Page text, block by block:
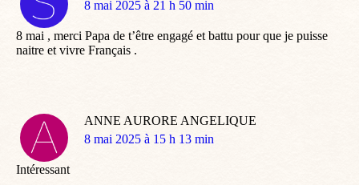
dit
8 mai 2025 à 21 h 50 min
8 mai , merci Papa de t’être engagé et battu pour que je puisse
naitre et vivre Français .
ANNE AURORE ANGELIQUE
dit
8 mai 2025 à 15 h 13 min
Intéressant